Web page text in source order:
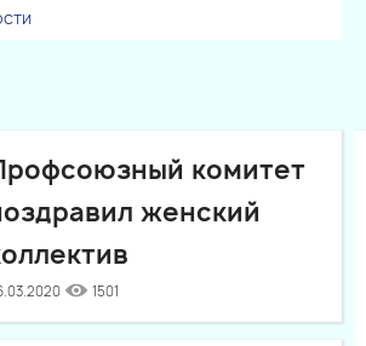
комитет
женский
1501